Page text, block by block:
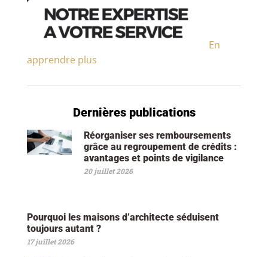
En
apprendre plus
Dernières publications
Réorganiser ses remboursements
grâce au regroupement de crédits :
avantages et points de vigilance
20 juillet 2026
Pourquoi les maisons d’architecte séduisent
toujours autant ?
17 juillet 2026